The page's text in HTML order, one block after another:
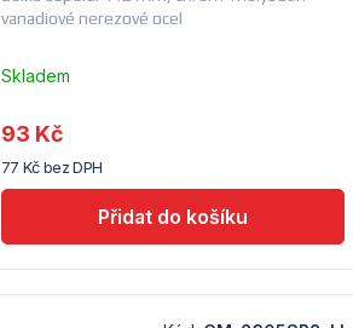
vanadiové nerezové ocel
z
5
hvězdiček.
Skladem
Troubsko
77 Kč bez DPH
93 Kč